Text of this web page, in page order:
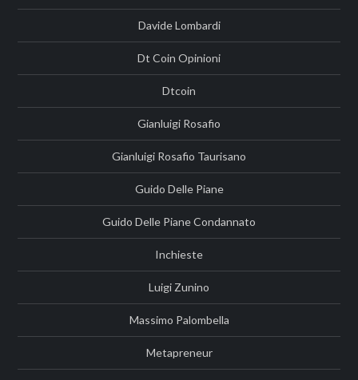
Davide Lombardi
Dt Coin Opinioni
Dtcoin
Gianluigi Rosafio
Gianluigi Rosafio Taurisano
Guido Delle Piane
Guido Delle Piane Condannato
Inchieste
Luigi Zunino
Massimo Palombella
Metapreneur